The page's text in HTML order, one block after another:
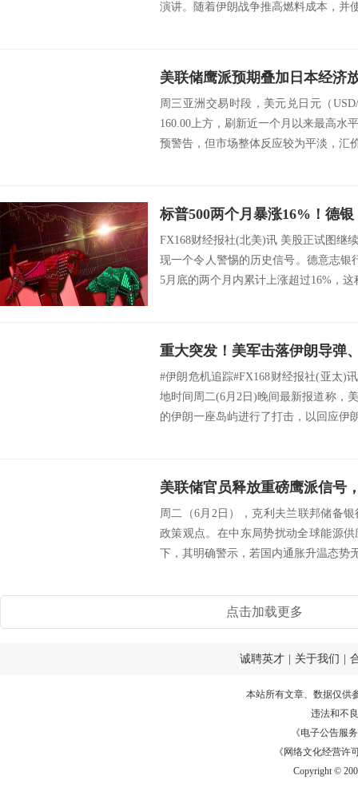
演讲。随着伊朗战争推高燃料成本，并
周三亚洲交易时段，美元兑日元（
160.00上方，刷新近一个月以来最高水
预警告，但市场整体反应较为平淡，汇
FX168财经报社(北美)讯 美股正试图继
现一个令人警惕的历史信号。德意志银
5月底的两个月内累计上涨超过16%，
#伊朗危机追踪#FX168财经报社(亚太)
地时间周二(6月2日)晚间最新报道称，
的伊朗一座岛屿进行了打击，以回应伊
周二（6月2日），克利夫兰联邦储备
政策观点。在中东局势扰动全球能源
下，其明确警示，若国内通胀升温态势
点击加载更多
诚聘英才 关于我们
本站所有文章、数据仅供
违法和不
《电子公告服务
《网络文化经营许
Copyright ©